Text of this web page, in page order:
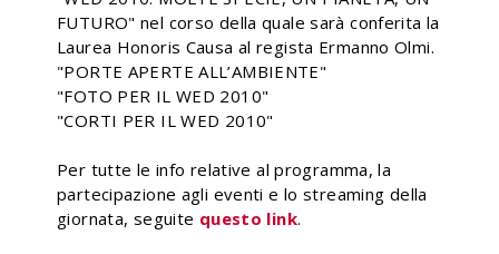
FUTURO" nel corso della quale sarà conferita la
Laurea Honoris Causa al regista Ermanno Olmi.
"PORTE APERTE ALL’AMBIENTE"
"FOTO PER IL WED 2010"
"CORTI PER IL WED 2010"
Per tutte le info relative al programma, la
partecipazione agli eventi e lo streaming della
giornata, seguite questo link.